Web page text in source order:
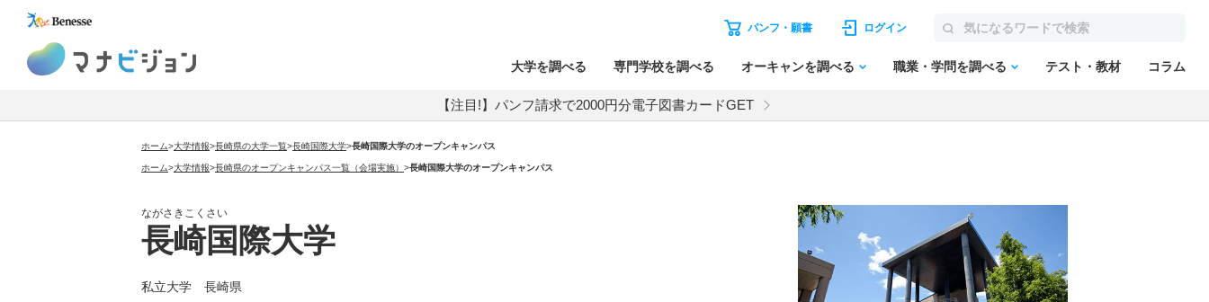
パンフ・願書 ログイン
大学を調べる 専門学校を調べる オーキャンを調べる 職業・学問を調べる テスト・教材 コラム
【注目!】パンフ請求で2000円分電子図書カードGET
ホーム>大学情報>長崎県の大学一覧>長崎国際大学>長崎国際大学のオープンキャンパス
ホーム>大学情報>長崎県のオープンキャンパス一覧（会場実施） >長崎国際大学のオープンキャンパス
ながさきこくさい
長崎国際大学
私立大学 長崎県